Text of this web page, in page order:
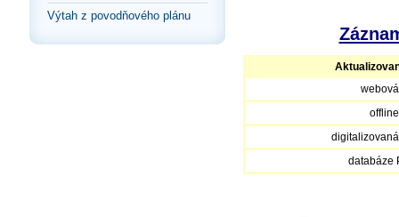
Výtah z povodňového plánu
databáze